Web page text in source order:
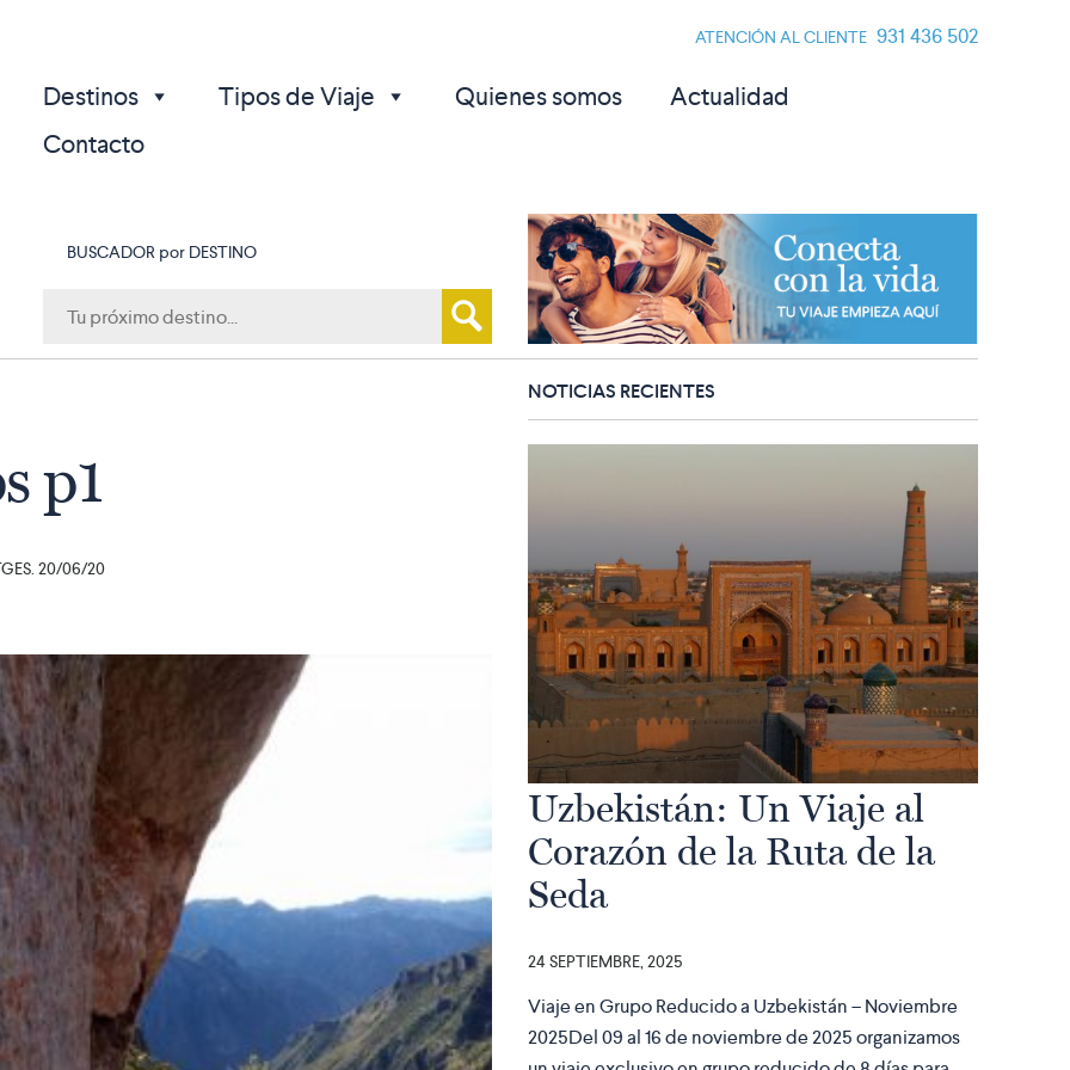
ATENCIÓN AL CLIENTE 931 436 502
Destinos Tipos de Viaje Quienes somos
Actualidad
Contacto
BUSCADOR por DESTINO
p
p1
20/06/20
NOTICIAS RECIENTES
Uzbekistán: Un Viaje al
Corazón de la Ruta de la
Seda
24 SEPTIEMBRE, 2025
Viaje en Grupo Reducido a Uzbekistán – Noviembre
2025Del 09 al 16 de noviembre de 2025 organizamos